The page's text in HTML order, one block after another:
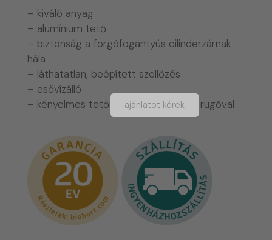
– kiváló anyag
– alumínium tető
– biztonság a forgófogantyús cilinderzárnak
hála
– láthatatlan, beépített szellőzés
– esővízálló
– kényelmes tetőnyitás gáznyomású rugóval
ajánlatot kérek